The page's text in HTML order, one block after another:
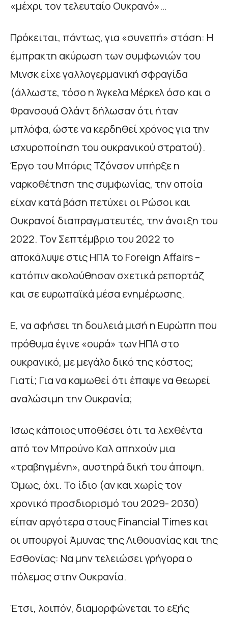
«μέχρι τον τελευταίο Ουκρανό»…
Πρόκειται, πάντως, για «συνεπή» στάση: Η
έμπρακτη ακύρωση των συμφωνιών του
Μινσκ είχε γαλλογερμανική σφραγίδα
(άλλωστε, τόσο η Άγκελα Μέρκελ όσο και ο
Φρανσουά Ολάντ δήλωσαν ότι ήταν
μπλόφα, ώστε να κερδηθεί χρόνος για την
ισχυροποίηση του ουκρανικού στρατού).
Έργο του Μπόρις Τζόνσον υπήρξε η
ναρκοθέτηση της συμφωνίας, την οποία
είχαν κατά βάση πετύχει οι Ρώσοι και
Ουκρανοί διαπραγματευτές, την άνοιξη του
2022. Τον Σεπτέμβριο του 2022 το
αποκάλυψε στις ΗΠΑ το Foreign Affairs –
κατόπιν ακολούθησαν σχετικά ρεπορτάζ
και σε ευρωπαϊκά μέσα ενημέρωσης.
Ε, να αφήσει τη δουλειά μισή η Ευρώπη που
πρόθυμα έγινε «ουρά» των ΗΠΑ στο
ουκρανικό, με μεγάλο δικό της κόστος;
Γιατί; Για να καμωθεί ότι έπαψε να θεωρεί
αναλώσιμη την Ουκρανία;
Ίσως κάποιος υποθέσει ότι τα λεχθέντα
από τον Μπρούνο Καλ απηχούν μια
«τραβηγμένη», αυστηρά δική του άποψη.
Όμως, όχι. Το ίδιο (αν και χωρίς τον
χρονικό προσδιορισμό του 2029- 2030)
είπαν αργότερα στους Financial Times και
οι υπουργοί Άμυνας της Λιθουανίας και της
Εσθονίας: Να μην τελειώσει γρήγορα ο
πόλεμος στην Ουκρανία.
Έτσι, λοιπόν, διαμορφώνεται το εξής